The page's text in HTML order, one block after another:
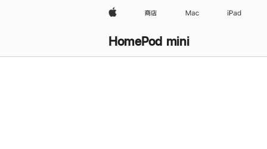
Apple 商店 Mac iPad
HomePod mini